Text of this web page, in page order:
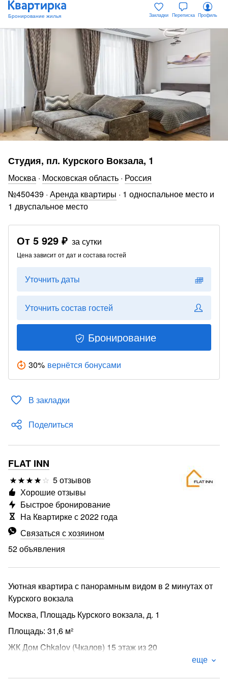
Закладки Переписка Профиль
Студия, пл. Курского Вокзала, 1
Москва · Московская область · Россия
№450439 · Аренда квартиры · 1 односпальное место и
1 двуспальное место
От 5 929 ₽ за сутки
Цена зависит от дат и состава гостей
Уточнить даты
Уточнить состав гостей
Бронирование
30% вернётся бонусами
В закладки
Поделиться
FLAT INN
5 отзывов
Связаться с хозяином
52 объявления
Хорошие отзывы
Быстрое бронирование
На Квартирке с 2022 года
Уютная квартира с панорамным видом в 2 минутах от
Курского вокзала
Москва, Площадь Курского вокзала, д. 1
Площадь: 31,6 м²
ЖК Дом Chkalov (Чкалов) 15 этаж из 20
Добро пожаловать в светлую и стильную квартиру с
еще